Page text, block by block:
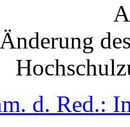
Änderung
d. Red.: